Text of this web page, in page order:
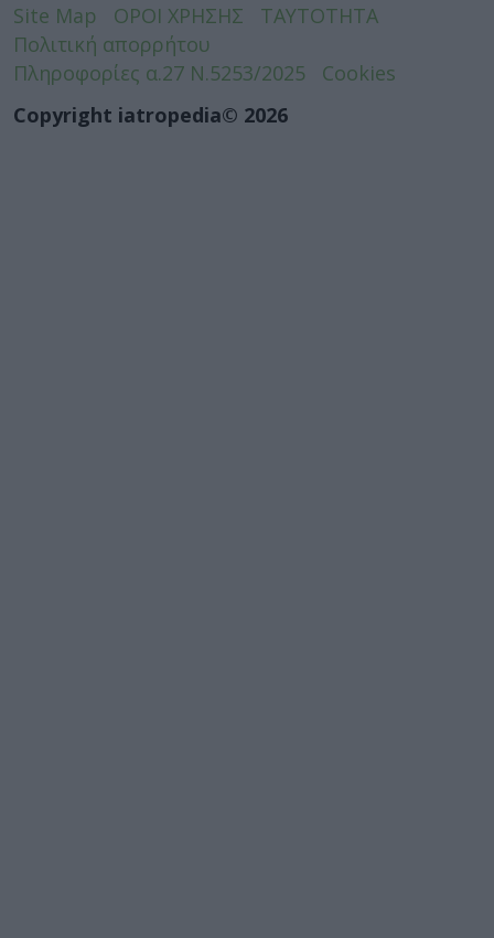
Site Map ΟΡΟΙ ΧΡΗΣΗΣ
ΤΑΥΤΟΤΗΤΑ
Πολιτική απορρήτου
Πληροφορίες α.27 Ν.5253/2025
Cookies
Copyright iatropedia© 2026